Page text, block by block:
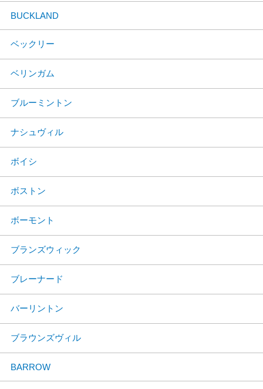
BUCKLAND
ベックリー
ベリンガム
ブルーミントン
ナシュヴィル
ボイシ
ボストン
ボーモント
ブランズウィック
ブレーナード
バーリントン
ブラウンズヴィル
BARROW